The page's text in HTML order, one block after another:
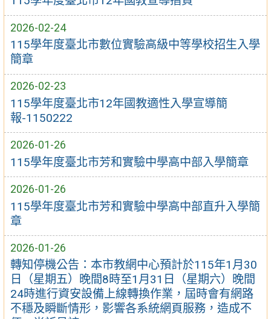
2026-02-24
115學年度臺北市數位實驗高級中等學校招生入學
簡章
2026-02-23
115學年度臺北市12年國教適性入學宣導簡
報-1150222
2026-01-26
115學年度臺北市芳和實驗中學高中部入學簡章
2026-01-26
115學年度臺北市芳和實驗中學高中部直升入學簡
章
2026-01-26
轉知停機公告：本市教網中心預計於115年1月30
日（星期五）晚間8時至1月31日（星期六）晚間
24時進行資安設備上線轉換作業，屆時會有網路
不穩及瞬斷情形，影響各系統網頁服務，造成不